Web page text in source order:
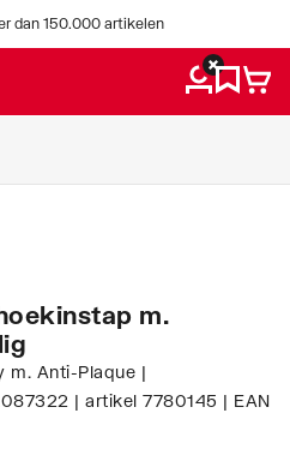
dan 150.000 artikelen
m.
Anti-Plaque |
| artikel 7780145 | EAN